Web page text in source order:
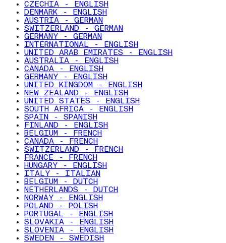
CZECHIA - ENGLISH
DENMARK - ENGLISH
AUSTRIA - GERMAN
SWITZERLAND - GERMAN
GERMANY - GERMAN
INTERNATIONAL - ENGLISH
UNITED ARAB EMIRATES - ENGLISH
AUSTRALIA - ENGLISH
CANADA - ENGLISH
GERMANY - ENGLISH
UNITED KINGDOM - ENGLISH
NEW ZEALAND - ENGLISH
UNITED STATES - ENGLISH
SOUTH AFRICA - ENGLISH
SPAIN - SPANISH
FINLAND - ENGLISH
BELGIUM - FRENCH
CANADA - FRENCH
SWITZERLAND - FRENCH
FRANCE - FRENCH
HUNGARY - ENGLISH
ITALY - ITALIAN
BELGIUM - DUTCH
NETHERLANDS - DUTCH
NORWAY - ENGLISH
POLAND - POLISH
PORTUGAL - ENGLISH
SLOVAKIA - ENGLISH
SLOVENIA - ENGLISH
SWEDEN - SWEDISH